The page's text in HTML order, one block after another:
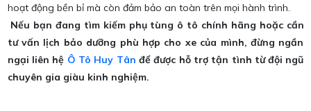
hoạt động bền bỉ mà còn đảm bảo an toàn trên mọi hành trình.
Nếu bạn đang tìm kiếm phụ tùng ô tô chính hãng hoặc cần
tư vấn lịch bảo dưỡng phù hợp cho xe của mình, đừng ngần
ngại liên hệ Ô Tô Huy Tân để được hỗ trợ tận tình từ đội ngũ
chuyên gia giàu kinh nghiệm.